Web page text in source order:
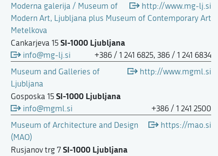
http://www.mg-lj.si
Moderna galerija / Museum of
Modern Art, Ljubljana plus Museum of Contemporary Art
Metelkova
Cankarjeva 15 SI-1000 Ljubljana
+386 / 1 241 6825, 386 / 1 241 6834
info@mg-lj.si
http://www.mgml.si
Museum and Galleries of
Ljubljana
Gosposka 15 SI-1000 Ljubljana
+386 / 1 241 2500
info@mgml.si
https://mao.si
Museum of Architecture and Design
(MAO)
Rusjanov trg 7 SI-1000 Ljubljana